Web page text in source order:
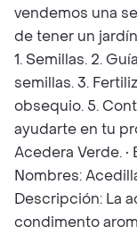
vendemos una
de tener un
1. Semillas. 2.
semillas. 3.
obsequio. 5.
ayudarte en tu
Acedera Verde. •
Nombres:
Descripción: La
condimento